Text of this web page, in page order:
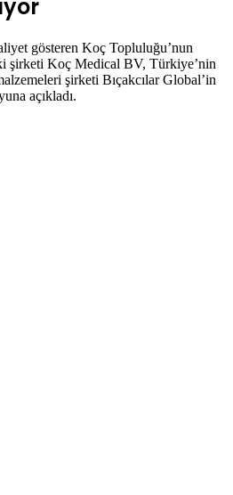
gösteren Koç Topluluğu’nun
şirketi Koç Medical BV, Türkiye’nin
şirketi Bıçakcılar Global’in
açıkladı.